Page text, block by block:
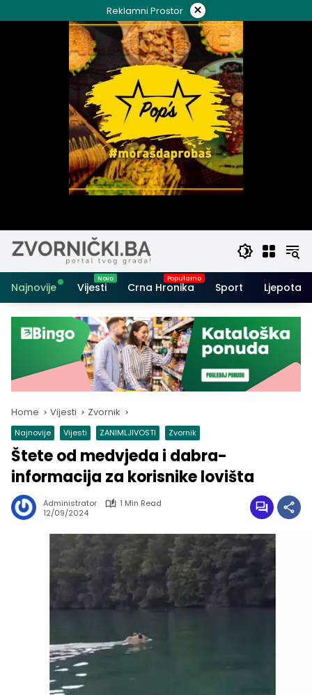
to
Reklamni Prostor ×
Najnovije Vijesti Crna Hronika Sport Ljepota i
Home Vijesti Zvornik
Najnovije Vijesti ZANIMLJIVOSTI Zvornik
Štete od medvjeda i dabra-
informacija za korisnike lovišta
Administrator
1 Min Read
12/09/2024